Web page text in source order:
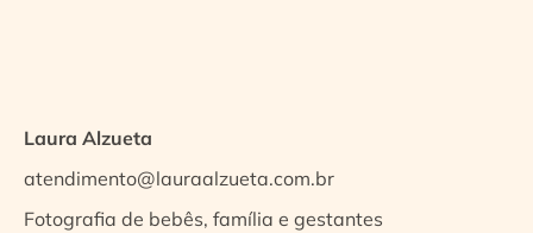
Laura Alzueta
atendimento@lauraalzueta.com.br
Fotografia de bebês, família e gestantes